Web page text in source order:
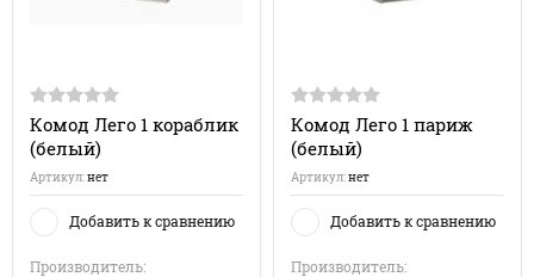
Комод Лего 1 кораблик
(белый)
Артикул:нет
Добавить к сравнению
Производитель:
Комод Лего 1 париж
(белый)
Артикул:нет
Добавить к сравнению
Производитель: